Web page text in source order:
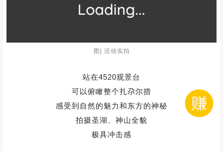
图| 活动实拍
扎尕尔措是其中的佼佼者